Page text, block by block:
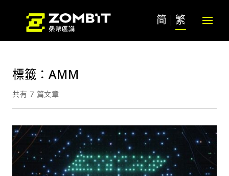
简 繁
標籤：AMM
共有 7 篇文章